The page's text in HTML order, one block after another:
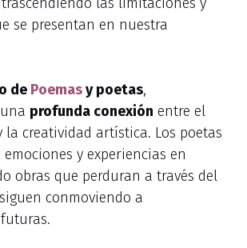
se presentan en nuestra
de Poemasy poetas,
profunda conexión entre el
la creatividad artística. Los poetas
y experiencias en
obras que perduran a través del
conmoviendo a